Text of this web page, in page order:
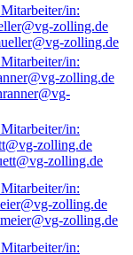
zolling.de
zolling.de
zolling.de